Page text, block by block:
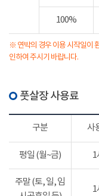
100%
※ 연박의 경우 이용 시작일이
인하여 주시기 바랍니다.
풋살장 사용료
구분 사
평일 (월~금) 1
주말 (토, 일, 임
1